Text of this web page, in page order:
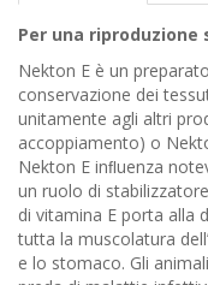
Per una riproduzione
Nekton E è un
conservazione dei
unitamente agli altri
accoppiamento) o
Nekton E inﬂuenza
un ruolo di
di vitamina E porta alla
tutta la muscolatura
e lo stomaco. Gli